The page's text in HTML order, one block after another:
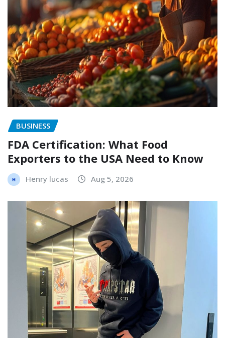
BUSINESS
FDA Certification: What Food
Exporters to the USA Need to Know
Henry lucas Aug 5, 2026